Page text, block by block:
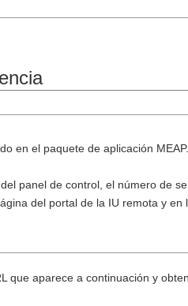
en el paquete de aplicación MEAP.
panel de control, el número de
del portal de la IU remota y en
que aparece a continuación y